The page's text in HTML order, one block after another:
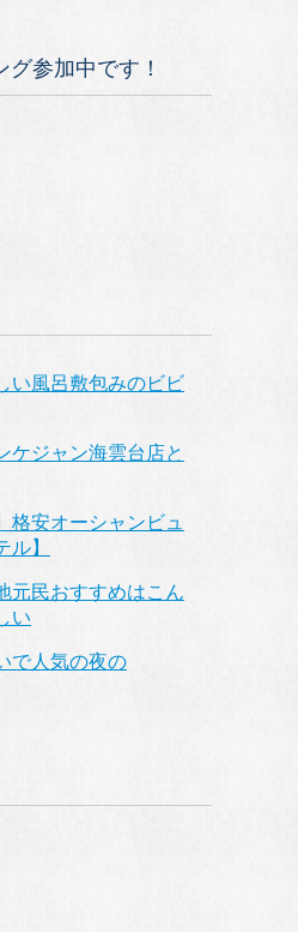
参加中です！
い風呂敷包みのビビ
ケジャン海雲台店と
格安オーシャンビュ
】
元民おすすめはこん
い
で人気の夜の